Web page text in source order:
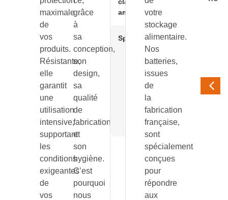
maximale
de
vos
produits.
Résistante,
elle
garantit
une
utilisation
intensive,
supportant
les
conditions
exigeantes
de
vos
grâce
à
sa
conception,
son
design,
sa
qualité
de
fabrication
et
son
hygiène.
C’est
pourquoi
nous
amovibles
Spécificités
Montage
Retour
en
machine
votre
stockage
alimentaire.
Nos
batteries,
issues
de
la
fabrication
française,
sont
spécialement
conçues
pour
répondre
aux